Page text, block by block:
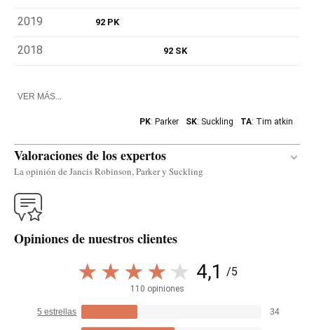
2019 92 PK
2018 92 SK
VER MÁS...
PK: Parker SK: Suckling TA: Tim atkin
Valoraciones de los expertos
La opinión de Jancis Robinson, Parker y Suckling
Traducir
refreshing mouthfeel. A pleasant and easy-drinking
wine. Uncomplicated and quite a bargain. This is a
Opiniones de nuestros clientes
4,1 /5
110 opiniones
5 estrellas 34